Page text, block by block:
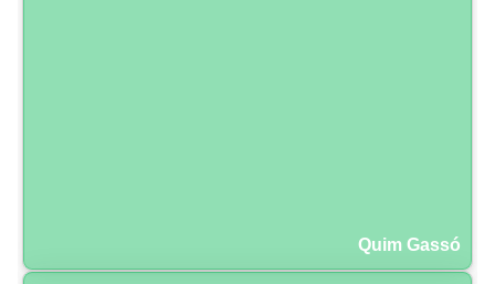
Quim Gassó